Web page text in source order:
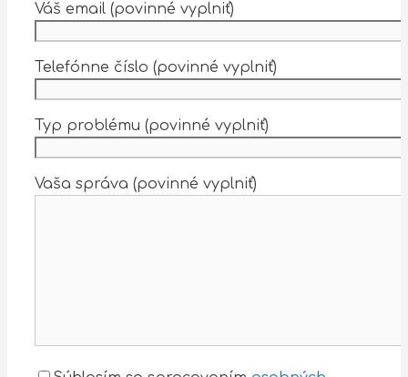
Váš email (povinné vyplniť)
Telefónne číslo (povinné vyplniť)
Typ problému (povinné vyplniť)
Vaša správa (povinné vyplniť)